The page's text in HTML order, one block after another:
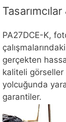
PA27DCE-K,
gerçekten
kaliteli
yolcuğunda
garantiler.